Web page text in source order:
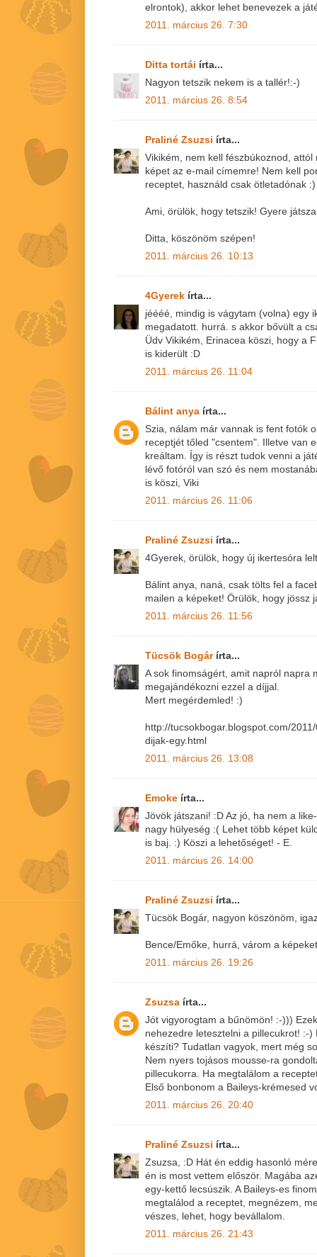
elrontok), akkor lehet benevezek a
2011. március 26. 7:30
Ditta tortái írta...
Nagyon tetszik nekem is a tallér!:-)
2011. március 26. 8:54
Praliné Zsuzsi írta...
Vikikém, nem kell fészbúkoznod,
képet az e-mail címemre! Nem kell
receptet, használd csak ötletadónak :)
Ami, örülök, hogy tetszik! Gyere
Ditta, köszönöm szépen!
2011. március 26. 10:13
4Gyerek írta...
jéééé, mindig is vágytam (volna) egy
megadatott. hurrá. s akkor bővült a
Üdv Vikikém, Erinacea köszi, hogy a
is kiderült :D
2011. március 26. 11:04
Bálint anya írta...
Szia, nálam már vannak is fent fotók
receptjét tőled "csentem". Illetve van
kreáltam. Így is részt tudok venni a
lévő fotóról van szó és nem
is köszi, Viki
2011. március 26. 11:06
Praliné Zsuzsi írta...
4Gyerek, örülök, hogy új ikertesóra
Bálint anya, naná, csak tölts fel a
mailen a képeket! Örülök, hogy jössz
2011. március 26. 11:56
Tücsök Bogár írta...
A sok finomságért, amit napról napra
megajándékozni ezzel a díjjal.
Mert megérdemled! :)
http://tucsokbogar.blogspot.com/
dijak-egy.html
2011. március 26. 13:08
Emoke írta...
Jövök játszani! :D Az jó, ha nem a
nagy hülyeség :( Lehet több képet
is baj. :) Köszi a lehetőséget! - E.
2011. március 26. 14:00
Praliné Zsuzsi írta...
Tücsök Bogár, nagyon köszönöm,
Bence/Emőke, hurrá, várom a
2011. március 26. 19:26
Zsuzsa írta...
Jót vigyorogtam a bűnömön! :-)))
nehezedre letesztelni a pillecukrot! :-
készíti? Tudatlan vagyok, mert még
Nem nyers tojásos mousse-ra
pillecukorra. Ha megtalálom a
Első bonbonom a Baileys-krémesed
2011. március 26. 20:40
Praliné Zsuzsi írta...
Zsuzsa, :D Hát én eddig hasonló
én is most vettem először. Magába
egy-kettő lecsúszik. A Baileys-es
megtalálod a receptet, megnézem,
vészes, lehet, hogy bevállalom.
2011. március 26. 21:43